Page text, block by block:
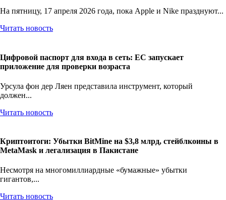
На пятницу, 17 апреля 2026 года, пока Apple и Nike празднуют...
Читать новость
Цифровой паспорт для входа в сеть: ЕС запускает
приложение для проверки возраста
Урсула фон дер Ляен представила инструмент, который
должен...
Читать новость
Криптоитоги: Убытки BitMine на $3,8 млрд, стейблкоины в
MetaMask и легализация в Пакистане
Несмотря на многомиллиардные «бумажные» убытки
гигантов,...
Читать новость